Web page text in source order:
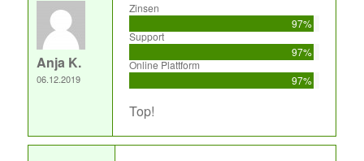
Anja K.
06.12.2019
Zinsen
97%
Support
97%
Online Plattform
97%
Top!